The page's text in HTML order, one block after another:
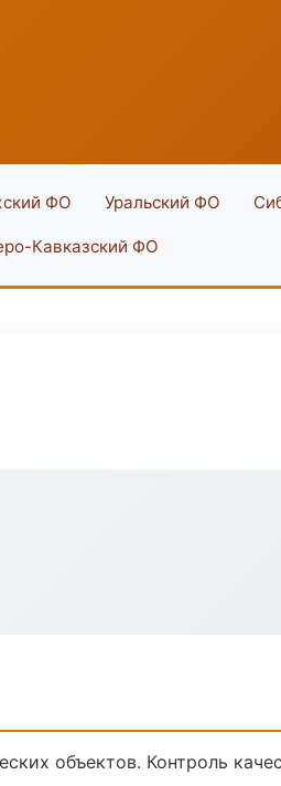
ФО Уральский ФО
Кавказский ФО
объектов. Контроль